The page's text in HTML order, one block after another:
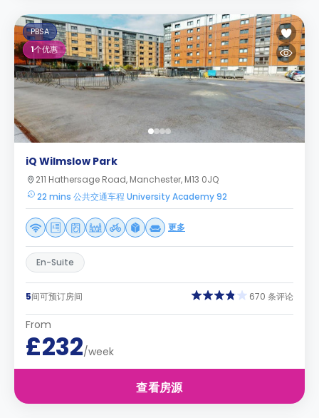
PBSA
1个优惠
iQ Wilmslow Park
211 Hathersage Road, Manchester, M13 0JQ
22 mins 公共交通车程 University Academy 92
更多
En-Suite
5间可预订房间 670 条评论
From
£232/week
查看房源